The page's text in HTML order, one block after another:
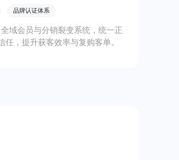
品牌认证体系
域会员与分销裂变系统，统一正
，提升获客效率与复购客单。